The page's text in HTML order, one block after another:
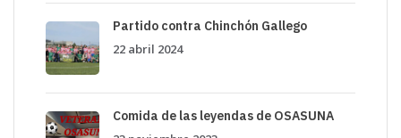
Partido contra Chinchón Gallego
22 abril 2024
Comida de las leyendas de OSASUNA